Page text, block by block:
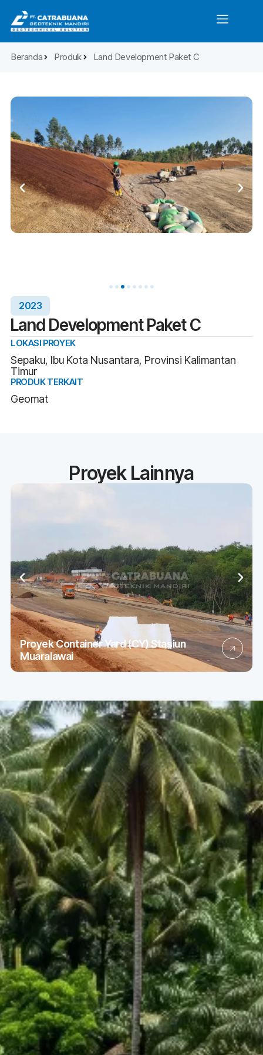
Beranda Produk Land Development Paket C
2023
Land Development Paket C
LOKASI PROYEK
Sepaku, Ibu Kota Nusantara, Provinsi Kalimantan
Timur
PRODUK TERKAIT
Geomat
Proyek Lainnya
Proyek Container Yard (CY) Stasiun
Muaralawai